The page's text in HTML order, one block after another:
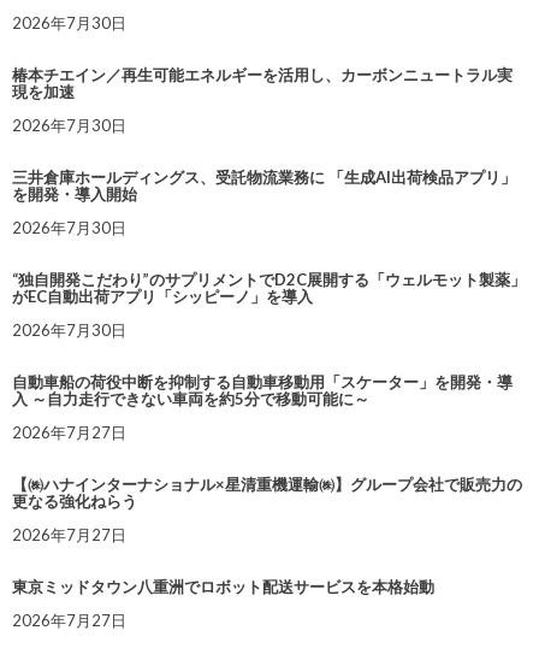
2026年7月30日
椿本チエイン／再生可能エネルギーを活用し、カーボンニュートラル実
現を加速
2026年7月30日
三井倉庫ホールディングス、受託物流業務に 「生成AI出荷検品アプリ」
を開発・導入開始
2026年7月30日
“独自開発こだわり”のサプリメントでD2C展開する「ウェルモット製薬」
がEC自動出荷アプリ「シッピーノ」を導入
2026年7月30日
自動車船の荷役中断を抑制する自動車移動用「スケーター」を開発・導
入 ～自力走行できない車両を約5分で移動可能に～
2026年7月27日
【㈱ハナインターナショナル×星清重機運輸㈱】グループ会社で販売力の
更なる強化ねらう
2026年7月27日
東京ミッドタウン八重洲でロボット配送サービスを本格始動
2026年7月27日